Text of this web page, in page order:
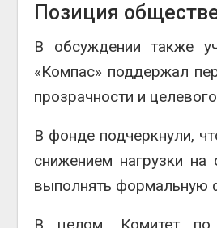
Позиция
В обсуждении также
«Компас» поддержал
прозрачности и
В фонде подчеркнули,
снижением нагрузки
выполнять формальную